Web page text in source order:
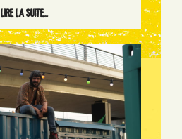
Lire la suite...